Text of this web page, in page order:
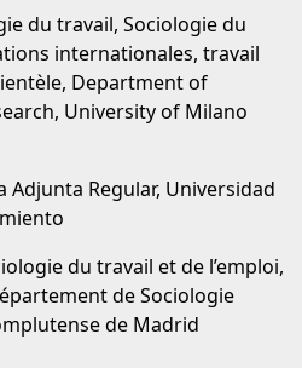
du travail, Sociologie du
internationales, travail
Department of
University of Milano
Adjunta Regular, Universidad
du travail et de l’emploi,
de Sociologie
de Madrid